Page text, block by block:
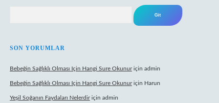
SON YORUMLAR
Bebeğin Sağlıklı Olması Için Hangi Sure Okunuriçin admin
Bebeğin Sağlıklı Olması Için Hangi Sure Okunuriçin Harun
Yeşil Soğanın Faydaları Nelerdiriçin admin